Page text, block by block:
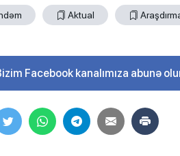
Aktual
Facebook kanalımıza abunə